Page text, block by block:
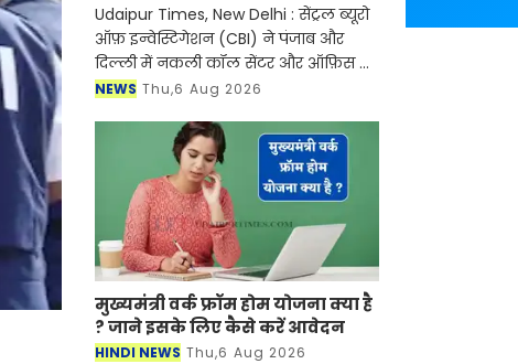
Udaipur Times, New Delhi : सेंट्रल ब्यूरो
ऑफ़ इन्वेस्टिगेशन (CBI) ने पंजाब और
दिल्ली में नकली कॉल सेंटर और ऑफ़िस के
ज़रिए चल रहे एक बड़े इंटरनेशनल टेक-
NEWS Thu,6 Aug 2026
मुख्यमंत्री वर्क फ्रॉम होम योजना क्या है
? जाने इसके लिए कैसे करें आवेदन
HINDI NEWS Thu,6 Aug 2026